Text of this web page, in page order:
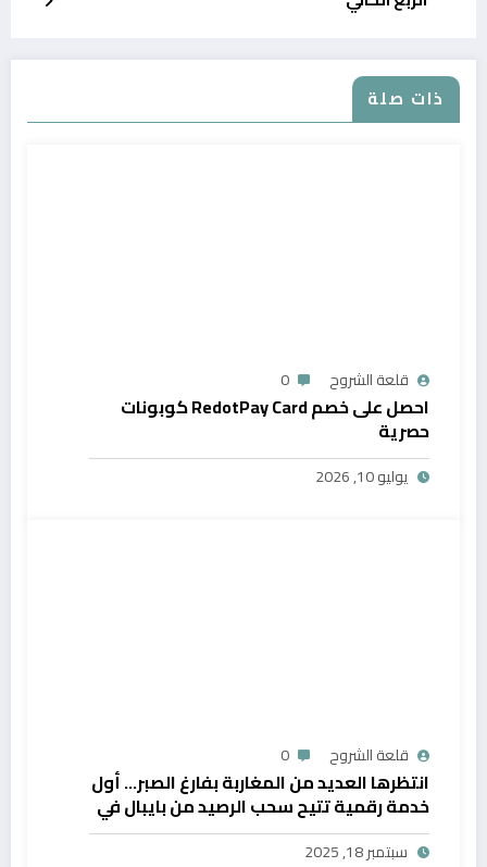
ذات صلة
قلعة الشروح 0
احصل على خصم RedotPay Card كوبونات
حصرية
يوليو 10, 2026
قلعة الشروح 0
انتظرها العديد من المغاربة بفارغ الصبر… أول
خدمة رقمية تتيح سحب الرصيد من بايبال في
المغرب
سبتمبر 18, 2025